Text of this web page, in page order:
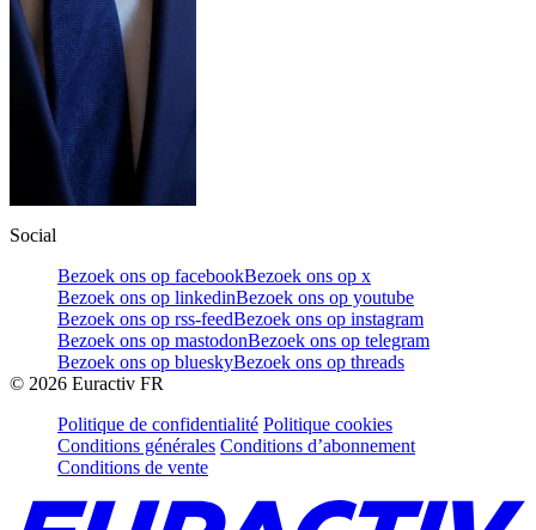
Social
Bezoek ons op facebookBezoek ons op x
Bezoek ons op linkedinBezoek ons op youtube
Bezoek ons op rss-feedBezoek ons op instagram
Bezoek ons op mastodonBezoek ons op telegram
Bezoek ons op blueskyBezoek ons op threads
© 2026 Euractiv FR
Politique de confidentialité Politique cookies
Conditions générales Conditions d’abonnement
Conditions de vente